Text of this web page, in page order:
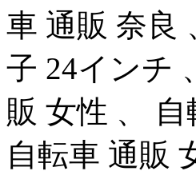
車 通販 奈良
子 24インチ
販 女性 、
自転車 通販